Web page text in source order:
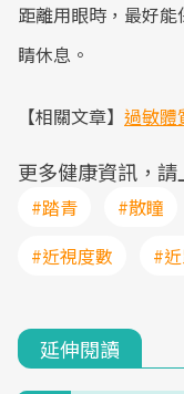
距離用眼時，最好
睛休息。
【相關文章】 過敏
更多健康資訊，請
#踏青 #散瞳
#近視度數
#
延伸閱讀